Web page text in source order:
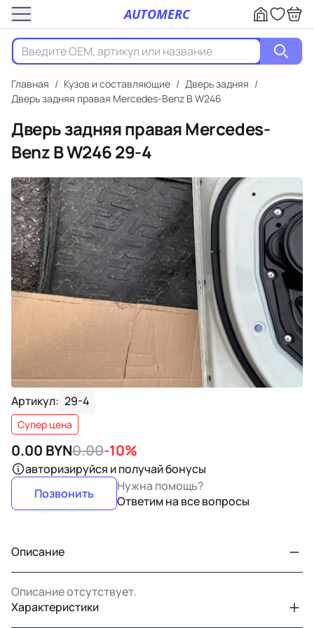
AUTOMERC
Главная / Кузов и составляющие / Дверь задняя /
Дверь задняя правая Mercedes-Benz B W246
Дверь задняя правая Mercedes-
Benz B W24629-4
Артикул: 29-4
Супер цена
0.00 BYN0.00-10%
авторизируйся и получай бонусы
Позвонить
Нужна помощь?
Ответим на все вопросы
Описание
Описание отсутствует.
Характеристики